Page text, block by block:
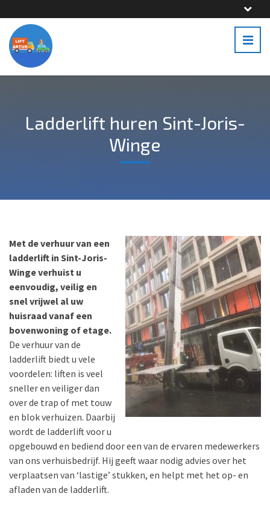
Ladderlift huren Sint-Joris-
Winge
Met de verhuur van een
ladderlift in Sint-Joris-
Winge verhuist u
eenvoudig, veilig en
snel vrijwel al uw
huisraad vanaf een
bovenwoning of etage.
De verhuur van de
ladderlift biedt u vele
voordelen: liften is veel
sneller en veiliger dan
over de trap of met touw
en blok verhuizen. Daarbij
wordt de ladderlift voor u
opgebouwd en bediend door een van de ervaren medewerkers
van ons verhuisbedrijf. Hij geeft waar nodig advies over het
verplaatsen van ‘lastige’ stukken, en helpt met het op- en
afladen van de ladderlift.